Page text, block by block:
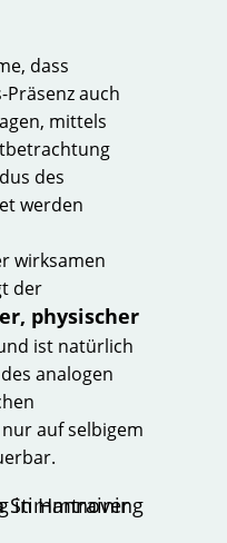
dass
auch
mittels
des
werden
wirksamen
der
physischer
ist natürlich
analogen
auf selbigem